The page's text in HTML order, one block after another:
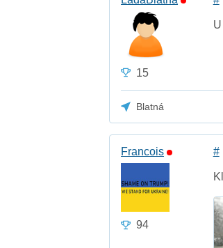
15
Blatná
Francois
94
#